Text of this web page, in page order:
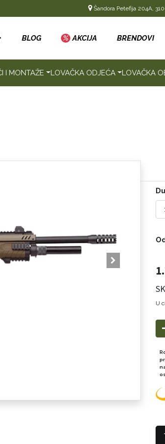
Šandora Petefija 204A,
BLOG % AKCIJA BRENDOVI
I MONTAŽE LOVAČKA ODJEĆA LOVAČKA
U